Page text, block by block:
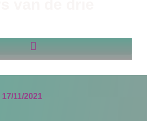
17/11/2021